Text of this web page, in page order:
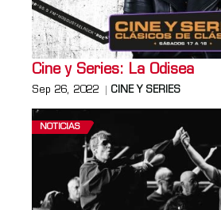
Cine y Series: La Odisea
Sep 26, 2022 CINE Y SERIES
NOTICIAS